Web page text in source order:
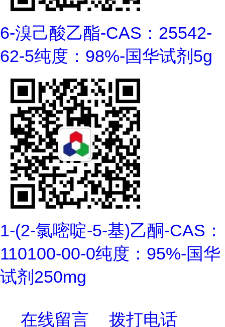
6-溴己酸乙酯-CAS：25542-
62-5纯度：98%-国华试剂5g
1-(2-氯嘧啶-5-基)乙酮-CAS：
110100-00-0纯度：95%-国华
试剂250mg
在线留言 拨打电话